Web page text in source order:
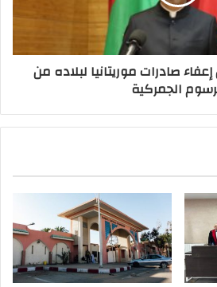
صادرات موريتانيا لبلاده من
الجمركية